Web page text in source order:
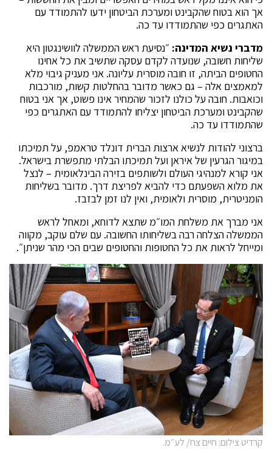
אך הוא בטוח שהקבינט ומערכת הביטחון ידעו להתמודד עם
האתגרים כפי שהתמודדו עד כה.
מדברי נשיא המדינה: ״נסיעת ראש הממשלה לוושינגטון היא
שליחות חשובה, שנועדה לקדם עסקה שתשיב את כל אחינו
החטופים הביתה, זו חובה מוסרית עליונה. אני מעניק גיבוי מלא
למאמצים אלה – גם כאשר מדובר בהחלטות קשות, מורכבות
וכואבות. חובה על כולנו לזכור שהמחיר אינו פשוט, אך אני בטוח
שהקבינט ומערכת הביטחון יצליחו להתמודד עם האתגרים כפי
שהתמודדו עד כה.
ברצוני להודות לנשיא ארצות הברית דונלד טראמפ, על תמיכתו
במיגור הגרעין של איראן ועל תמיכתו הבלתי מתפשרת בישראל.
אני קורא למנהיגי העולם ולשותפים בזירה הבינלאומית – לנצל
את מלוא השפעתם כדי להביא לפריצת דרך. מדובר בשליחות
הומניטרית, מוסרית ולאומית, ואין לנו זמן לבזבז.
אני מברך את משלחת המו״מ שתצא לדוחא, ומאחל לראש
הממשלה הצלחה רבה בשליחותו החשובה. עם שלם עוקב, מקווה
ומייחל לראות את כל החטופות והחטופים שבים הכי מהר שניתן״.
קרדיט צילום: חיים צח/ לע״מ.